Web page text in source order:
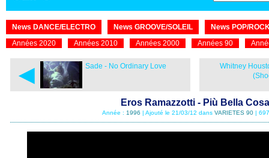
News DANCE/ELECTRO News GROOVE/SOLEIL
News POP/
Années 2020
Années 2010 Années 2000 Années 90
◄ Sade - No Ordinary Love
Whitney
Eros Ramazzotti - Più Bella Cosa
Année : 1996 | Ajouté le 21/03/12 dans VARIETES 90|